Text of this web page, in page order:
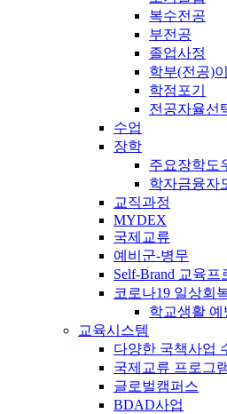
복수전공
부전공
졸업사정
학부(전공)
학점포기
전공자율선
수업
장학
주요장학도
학자금융자
교직과정
MYDEX
국제교류
예비군-병무
Self-Brand 교육프
코로나19 일상회
학교생활
교육시스템
다양한 국책사업
국제교류 프로그
글로벌캠퍼스
BDAD사업